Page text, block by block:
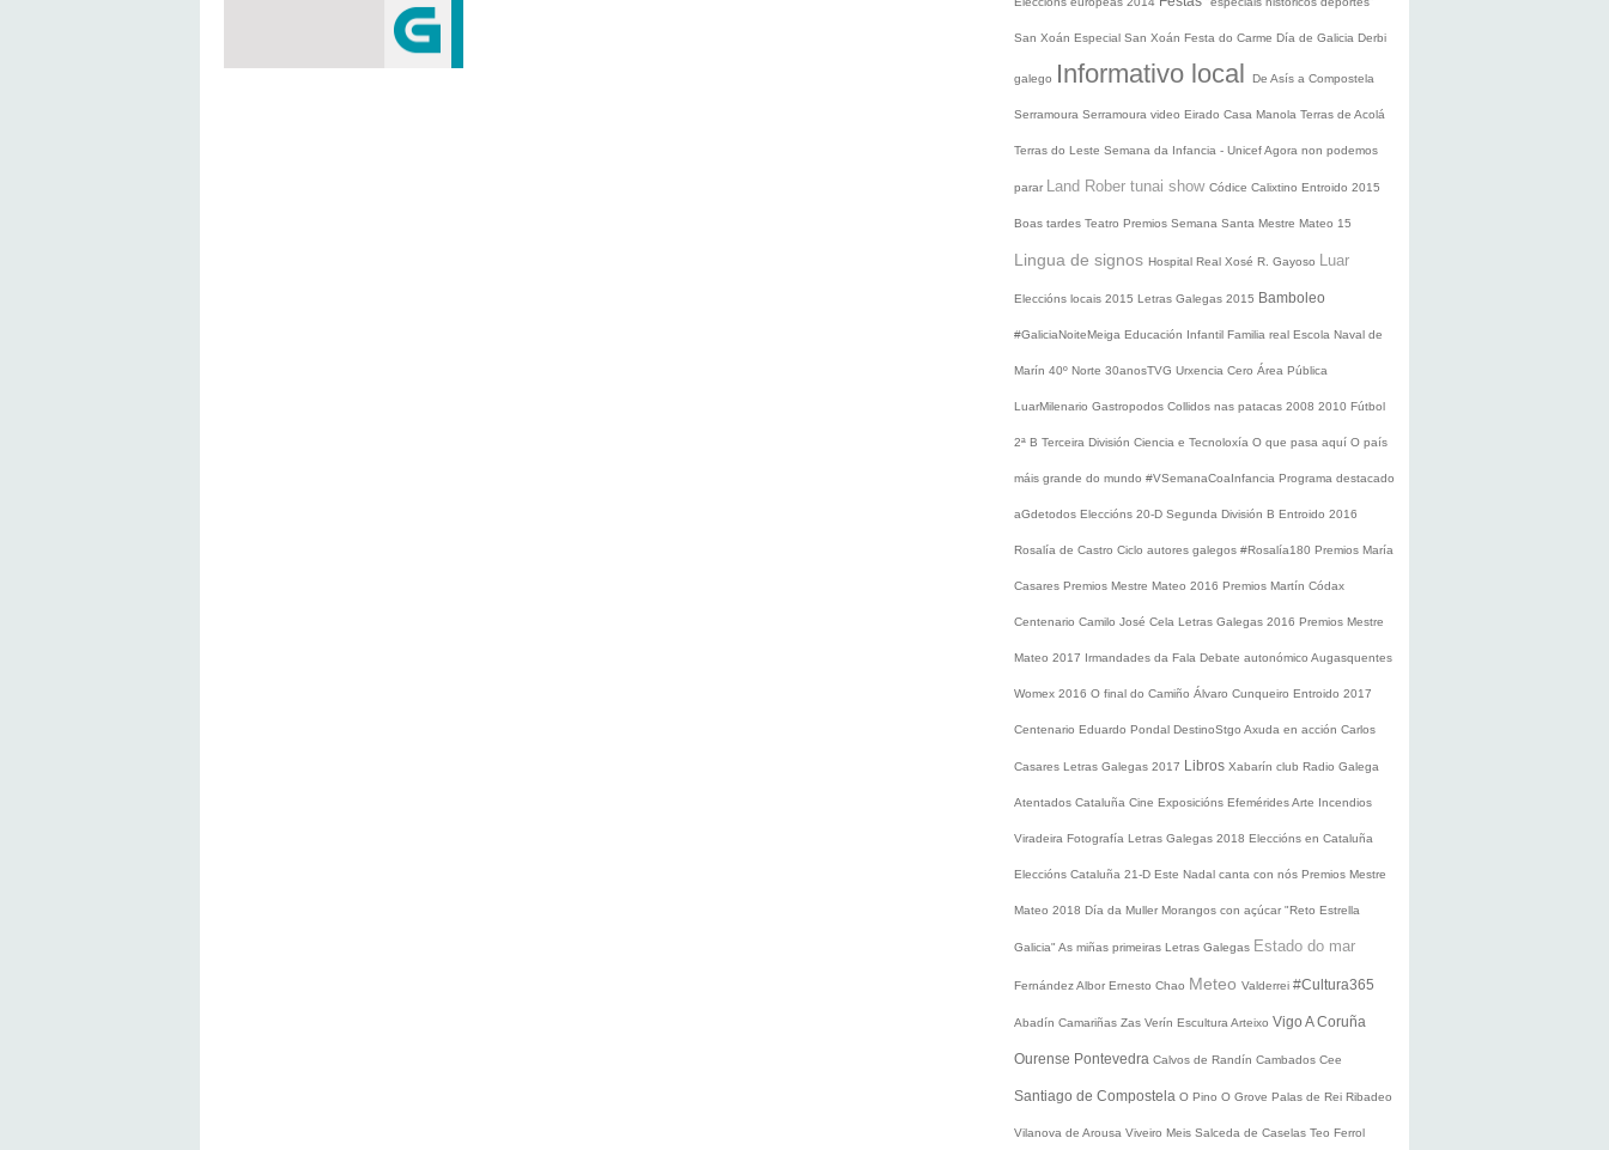
San Xoán Especial San Xoán Festa do Carme Día de Galicia Derbi
galego Informativo local De Asís a Compostela
Serramoura Serramoura video Eirado Casa Manola Terras de Acolá
Terras do Leste Semana da Infancia - UnicefAgora non podemos
parar Land Rober tunai show Códice Calixtino Entroido 2015
Boas tardes Teatro Premios Semana Santa Mestre Mateo 15
Lingua de signos Hospital Real Xosé R. Gayoso Luar
Eleccións locais 2015 Letras Galegas 2015 Bamboleo
#GaliciaNoiteMeiga Educación Infantil Familia real Escola Naval de
Marín 40º Norte 30anosTVG Urxencia Cero Área Pública
LuarMilenario Gastropodos Collidos nas patacas 2008 2010 Fútbol
2ª B Terceira División Ciencia e Tecnoloxía O que pasa aquí O país
máis grande do mundo #VSemanaCoaInfancia Programa destacado
aGdetodos Eleccións 20-D Segunda División B Entroido 2016
Rosalía de Castro Ciclo autores galegos #Rosalía180 Premios María
Casares Premios Mestre Mateo 2016 Premios Martín Códax
Centenario Camilo José Cela Letras Galegas 2016 Premios Mestre
Mateo 2017 Irmandades da Fala Debate autonómico Augasquentes
Womex 2016 O final do Camiño Álvaro Cunqueiro Entroido 2017
Centenario Eduardo Pondal DestinoStgo Axuda en acción Carlos
Casares Letras Galegas 2017 Libros Xabarín club Radio Galega
Atentados Cataluña Cine Exposicións EfeméridesArte Incendios
Viradeira Fotografía Letras Galegas 2018 Eleccións en Cataluña
Eleccións Cataluña 21-D Este Nadal canta con nós Premios Mestre
Mateo 2018 Día da Muller Morangos con açúcar "Reto Estrella
Galicia" As miñas primeiras Letras Galegas Estado do mar
Fernández Albor Ernesto Chao Meteo Valderrei #Cultura365
Abadín Camariñas Zas Verín Escultura Arteixo Vigo A Coruña
Ourense Pontevedra Calvos de Randín Cambados Cee
Santiago de Compostela O Pino O Grove Palas de Rei Ribadeo
Vilanova de Arousa Viveiro Meis Salceda de Caselas Teo Ferrol